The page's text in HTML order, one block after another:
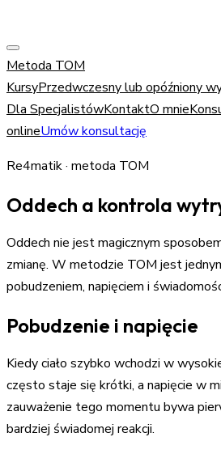
Metoda TOM
KursyPrzedwczesny lub opóźniony
Dla SpecjalistówKontaktO mnie
onlineUmów konsultację
Re4matik · metoda TOM
Oddech a kontrola
Oddech nie jest magicznym
zmianę. W metodzie TOM jest
pobudzeniem, napięciem i
Pobudzenie i napięcie
Kiedy ciało szybko wchodzi w
często staje się krótki, a napięcie w
zauważenie tego momentu bywa
bardziej świadomej reakcji.